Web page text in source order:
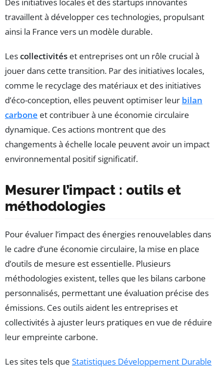
travaillent à développer ces technologies, propulsant
ainsi la France vers un modèle durable.
Lescollectivités et entreprises ont un rôle crucial à
jouer dans cette transition. Par des initiatives locales,
comme le recyclage des matériaux et des initiatives
d’éco-conception, elles peuvent optimiser leur bilan
carbone et contribuer à une économie circulaire
dynamique. Ces actions montrent que des
changements à échelle locale peuvent avoir un impact
environnemental positif significatif.
Mesurer l’impact : outils et
méthodologies
Pour évaluer l’impact des énergies renouvelables dans
le cadre d’une économie circulaire, la mise en place
d’outils de mesure est essentielle. Plusieurs
méthodologies existent, telles que les bilans carbone
personnalisés, permettant une évaluation précise des
émissions. Ces outils aident les entreprises et
collectivités à ajuster leurs pratiques en vue de réduire
leur empreinte carbone.
Les sites tels que Statistiques Développement Durable